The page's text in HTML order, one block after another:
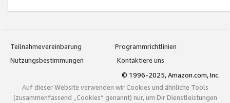
Teilnahmevereinbarung
Programmrichtlinien
Nutzungsbestimmungen
Kontaktiere uns
© 1996-2025, Amazon.com, Inc.
Auf dieser Website verwenden wir Cookies und ähnliche Tools
(zusammenfassend „Cookies“ genannt) nur, um Dir Dienstleistungen